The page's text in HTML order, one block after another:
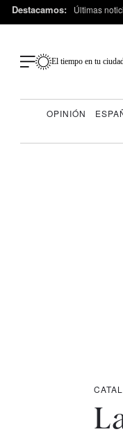
Destacamos: Últimas
El tiempo en tu
OPINIÓN